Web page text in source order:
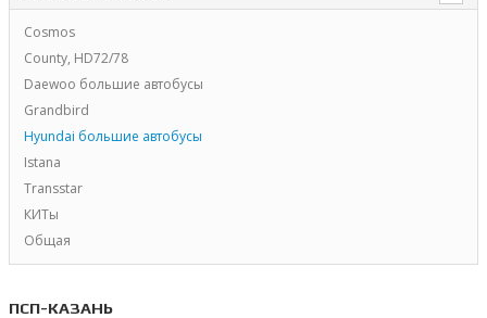
Cosmos
County, HD72/78
Daewoo большие автобусы
Grandbird
Hyundai большие автобусы
Istana
Transstar
КИТы
Общая
ПСП-КАЗАНЬ